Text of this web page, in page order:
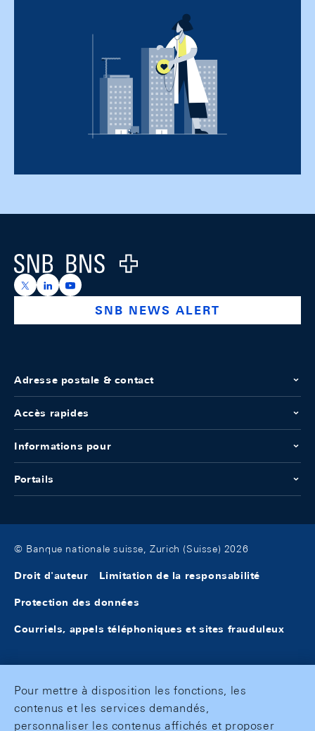
Logo
https://x.com/snb_bns
https://ch.linkedin.com/company/swiss-national-
https://www.youtube.com/@swissnationalbank
SNB NEWS ALERT
Adresse postale & contact
Accès rapides
Informations pour
Portails
© Banque nationale suisse, Zurich (Suisse) 2026
Droit d'auteur Limitation de la responsabilité
Protection des données
Courriels, appels téléphoniques et sites frauduleux
Pour mettre à disposition les fonctions, les
contenus et les services demandés,
personnaliser les contenus affichés et proposer